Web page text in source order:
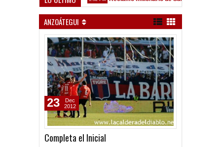
ANZOÁTEGUI
Completa el Inicial
23
Dec
2012